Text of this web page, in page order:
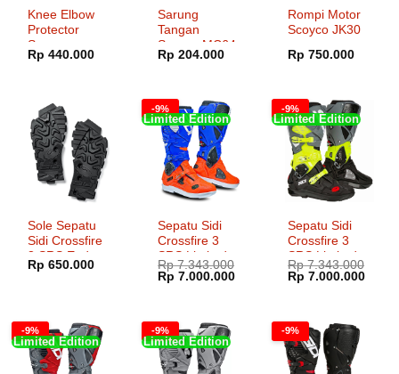
Knee Elbow
Protector
Scoyco
K11H11-2
Rp 440.000
Sarung
Tangan
Scoyco MC64-
2
Rp 204.000
Rompi Motor
Scoyco JK30
Rp 750.000
Sole Sepatu
Sidi Crossfire
3 SRS Enduro
Click
Rp 650.000
-9%
Limited Edition
Sepatu Sidi
Crossfire 3
SRS Limited
Edition
Orange Fluo
Rp7.343.000
Harga
aslinya
Rp 7.000.000Harga
Rp 7.000.000.
-9%
Limited Edition
Sepatu Sidi
Crossfire 3
SRS Limited
Edition Black
Yellow Fluo
Rp7.343.000
Harga
aslinya
Rp 7.000.000Harga
-9%
Limited Edition
-9%
Limited Edition
-9%